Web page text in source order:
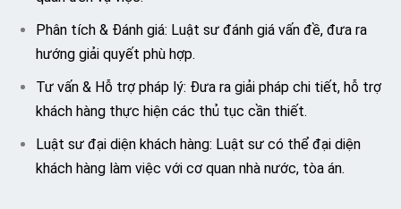
Phân tích & Đánh giá: Luật sư đánh giá vấn đề, đưa ra
hướng giải quyết phù hợp.
Tư vấn & Hỗ trợ pháp lý: Đưa ra giải pháp chi tiết, hỗ trợ
khách hàng thực hiện các thủ tục cần thiết.
Luật sư đại diện khách hàng: Luật sư có thể đại diện
khách hàng làm việc với cơ quan nhà nước, tòa án.